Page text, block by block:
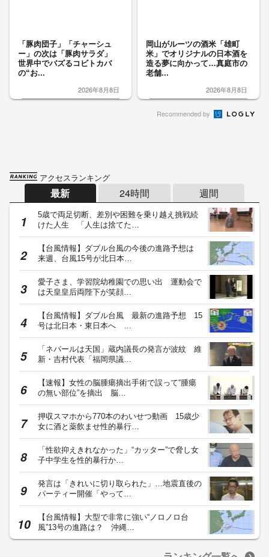
「豚肉団子」「チャーシュ
ー」の次は「豚肉サラダ」
世界中でバズるコビトカバ
の“お...
2026年8月8日
岡山がルーツの酒米「雄町
米」でオリジナルの日本酒を
造る夢に向かって…真庭市の
老舗...
2026年8月8日
Recommended by
アクセスランキング
最新 24時間 週間
5歳で両足切断、差別や困難を乗り越え挑戦続
けた人生 「人生は捨てた…
【台風情報】ダブル台風の今後の進路予想は
来週、台風15号が北日本…
愛子さま、学習院幼稚園での思い出 運動会で
は天皇皇后両陛下が笑顔…
【台風情報】ダブル台風 最新の進路予想 15
号は北日本・東日本へ …
「ネパールは天国」蔵内議長の発言が波紋 維
新・吉村代表「福岡県議…
【速報】女性の脳腫瘍摘出手術で誤って“腫瘍
の無い部位”を摘出 脳…
押収スマホから770本のわいせつ動画 15歳少
女に酒と薬飲ませ性的暴行…
「性欲抑えきれなかった」“カッター”で脅し女
子中学生を性的暴行か…
発言は「きれいに切り取られた」…地震直後の
パーティー開催「やって…
【台風情報】大型で非常に強い“ノロノロ台
風”13号の進路は？ 沖縄…